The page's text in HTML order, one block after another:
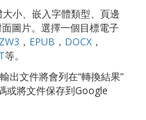
小、嵌入字體類型、頁邊
圖片。選擇一個目標電子
， EPUB ， DOCX ，
等。
出文件將會列在“轉換結果”
或將文件保存到Google